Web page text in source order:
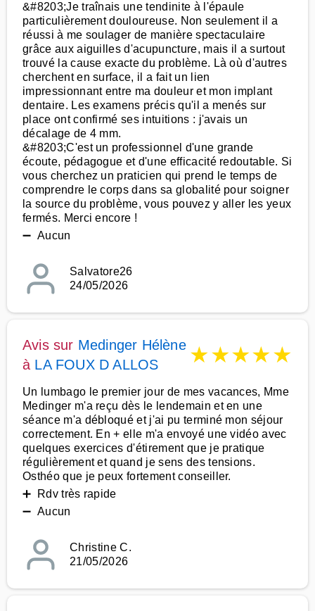
&#8203;Je traînais une tendinite à l'épaule
particulièrement douloureuse. Non seulement il a
réussi à me soulager de manière spectaculaire
grâce aux aiguilles d'acupuncture, mais il a surtout
trouvé la cause exacte du problème. Là où d'autres
cherchent en surface, il a fait un lien
impressionnant entre ma douleur et mon implant
dentaire. Les examens précis qu'il a menés sur
place ont confirmé ses intuitions : j'avais un
décalage de 4 mm.
&#8203;C'est un professionnel d'une grande
écoute, pédagogue et d'une efficacité redoutable. Si
vous cherchez un praticien qui prend le temps de
comprendre le corps dans sa globalité pour soigner
la source du problème, vous pouvez y aller les yeux
fermés. Merci encore !
➖ Aucun
Salvatore26
24/05/2026
Avis sur Medinger Hélène
à LA FOUX D ALLOS ★★★★★
Un lumbago le premier jour de mes vacances, Mme
Medinger m'a reçu dès le lendemain et en une
séance m'a débloqué et j'ai pu terminé mon séjour
correctement. En + elle m'a envoyé une vidéo avec
quelques exercices d'étirement que je pratique
régulièrement et quand je sens des tensions.
Osthéo que je peux fortement conseiller.
➕ Rdv très rapide
➖ Aucun
Christine C.
21/05/2026